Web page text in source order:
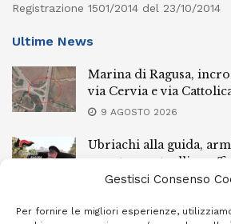
Gestisci Consenso
Per fornire le migliori esperienze,
Registrazione 1501/2014 del 23/10/2014
Ultime News
Marina di Ragusa,
via Cervia e via
9 AGOSTO 2026
Ubriachi alla guida,
arresto: controlli a
Pozzallo